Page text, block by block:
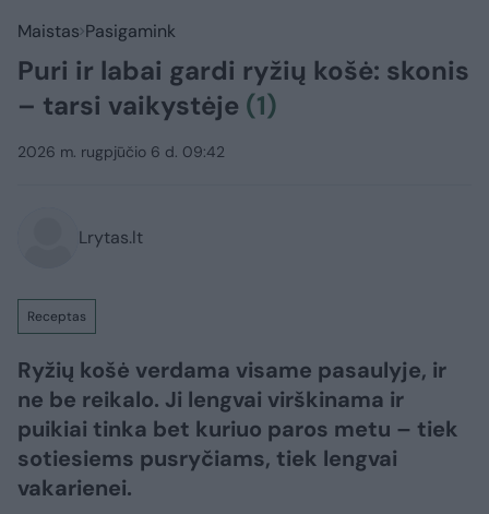
Maistas Pasigamink
Puri ir labai gardi ryžių košė: skonis
– tarsi vaikystėje (1)
2026 m. rugpjūčio 6 d. 09:42
Lrytas.lt
Receptas
Ryžių košė verdama visame pasaulyje, ir
ne be reikalo. Ji lengvai virškinama ir
puikiai tinka bet kuriuo paros metu – tiek
sotiesiems pusryčiams, tiek lengvai
vakarienei.